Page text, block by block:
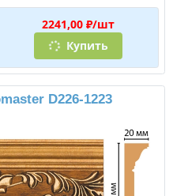
2241,00 ₽/шт
Купить
D226-1223